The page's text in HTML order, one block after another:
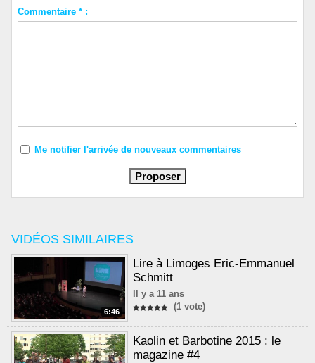
VIDÉOS SIMILAIRES
6:46
Lire à Limoges Eric-Emmanuel
Schmitt
Il y a 11 ans
(1 vote)
Kaolin et Barbotine 2015 : le
magazine #4
Commentaire * :
Me notifier l'arrivée de nouveaux commentaires